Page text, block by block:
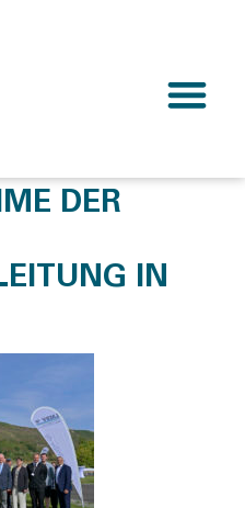
DER
IN